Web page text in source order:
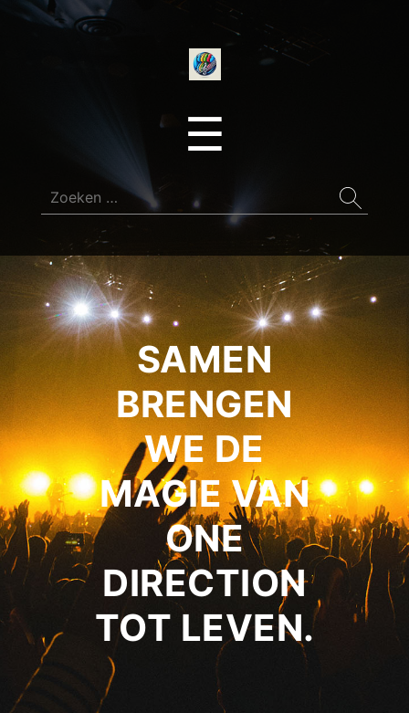
☰
Zoeken
naar:
SAMEN
BRENGEN
WE DE
MAGIE VAN
ONE
DIRECTION
TOT LEVEN.